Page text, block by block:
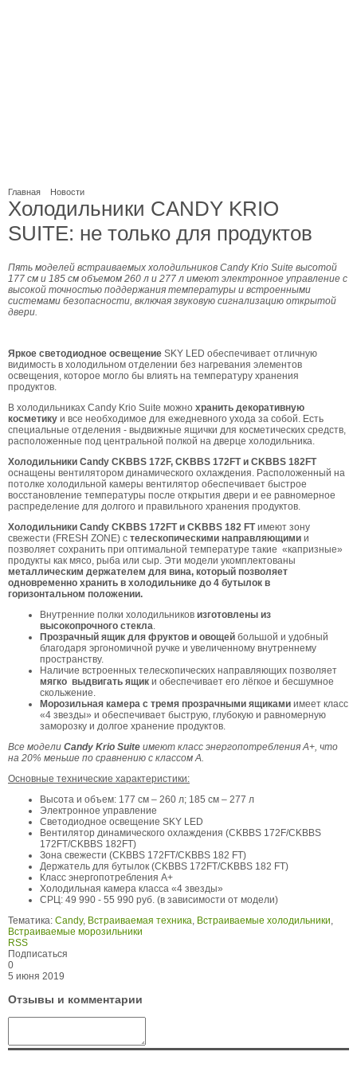
Главная Новости
Холодильники CANDY KRIO
SUITE: не только для продуктов
Пять моделей встраиваемых холодильников Candy Krio Suite высотой
177 см и 185 см объемом 260 л и 277 л имеют электронное управление с
высокой точностью поддержания температуры и встроенными
системами безопасности, включая звуковую сигнализацию открытой
двери.
Яркое светодиодное освещение SKY LED обеспечивает отличную
видимость в холодильном отделении без нагревания элементов
освещения, которое могло бы влиять на температуру хранения
продуктов.
В холодильниках Candy Krio Suite можно хранить декоративную
косметику и все необходимое для ежедневного ухода за собой. Есть
специальные отделения - выдвижные ящички для косметических средств,
расположенные под центральной полкой на дверце холодильника.
Холодильники Candy CKBBS 172F, CKBBS 172FT и CKBBS 182FT
оснащены вентилятором динамического охлаждения. Расположенный на
потолке холодильной камеры вентилятор обеспечивает быстрое
восстановление температуры после открытия двери и ее равномерное
распределение для долгого и правильного хранения продуктов.
Холодильники Candy CKBBS 172FT и CKBBS 182 FTимеют зону
свежести (FRESH ZONE) с телескопическими направляющими и
позволяет сохранить при оптимальной температуре такие «капризные»
продукты как мясо, рыба или сыр. Эти модели укомплектованы
металлическим держателем для вина, который позволяет
одновременно хранить в холодильнике до 4 бутылок в
горизонтальном положении.
Внутренние полки холодильников изготовлены из
высокопрочного стекла.
Прозрачный ящик для фруктов и овощей большой и удобный
благодаря эргономичной ручке и увеличенному внутреннему
пространству.
Наличие встроенных телескопических направляющих позволяет
мягко выдвигать ящик и обеспечивает его лёгкое и бесшумное
скольжение.
Морозильная камера с тремя прозрачными ящиками имеет класс
«4 звезды» и обеспечивает быструю, глубокую и равномерную
заморозку и долгое хранение продуктов.
Все модели Candy Krio Suite имеют класс энергопотребления А+, что
на 20% меньше по сравнению с классом A.
Основные технические характеристики:
Высота и объем: 177 см – 260 л; 185 см – 277 л
Электронное управление
Светодиодное освещение SKY LED
Вентилятор динамического охлаждения (CKBBS 172F/CKBBS
172FT/CKBBS 182FT)
Зона свежести (CKBBS 172FT/CKBBS 182 FT)
Держатель для бутылок (CKBBS 172FT/CKBBS 182 FT)
Класс энергопотребления А+
Холодильная камера класса «4 звезды»
СРЦ: 49 990 - 55 990 руб. (в зависимости от модели)
Тематика: Candy, Встраиваемая техника, Встраиваемые холодильники,
Встраиваемые морозильники
RSS
Подписаться
0
5 июня 2019
Отзывы и комментарии